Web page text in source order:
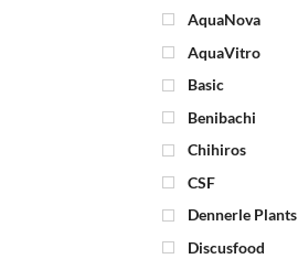
AquaNova
AquaVitro
Basic
Benibachi
Chihiros
CSF
Dennerle Plants
Discusfood